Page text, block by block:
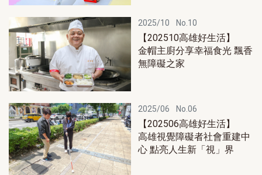
2025/10 No.10
【202510高雄好生活】
金帽主廚分享幸福食光 飄香
無障礙之家
2025/06 No.06
【202506高雄好生活】
高雄視覺障礙者社會重建中
心 點亮人生新「視」界